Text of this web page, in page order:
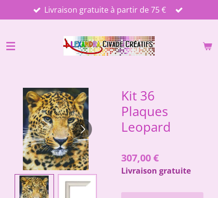
au
principal
Livraison gratuite à partir de 75 €
Kit 36
Plaques
Leopard
307,00 €
Livraison gratuite